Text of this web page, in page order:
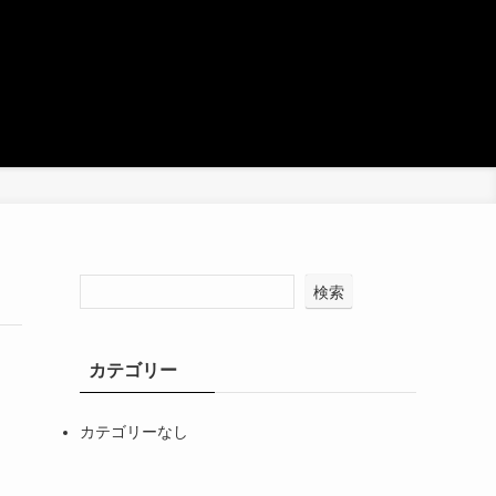
検索
カテゴリー
カテゴリーなし